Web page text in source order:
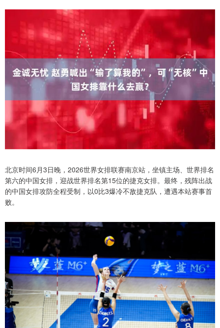
北京时间6月3日晚，2026世界女排联赛南京站，坐镇主场、世界排名
第六的中国女排，迎战世界排名第15位的捷克女排。最终，残阵出战
的中国女排攻防全程受制，以0比3爆冷不敌捷克队，遭遇本站赛事首
败。